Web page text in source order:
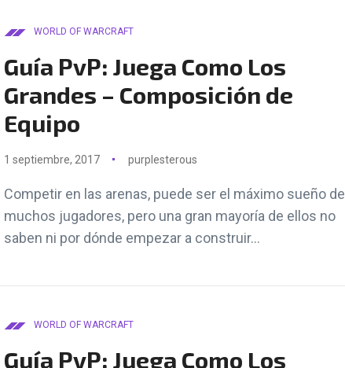
WORLD OF WARCRAFT
Guía PvP: Juega Como Los
Grandes – Composición de
Equipo
1 septiembre, 2017 purplesterous
Competir en las arenas, puede ser el máximo sueño de
muchos jugadores, pero una gran mayoría de ellos no
saben ni por dónde empezar a construir...
WORLD OF WARCRAFT
Guía PvP: Juega Como Los